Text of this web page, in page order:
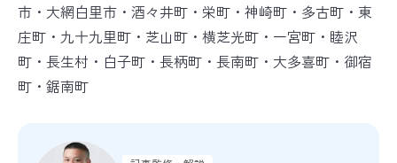
市・大網白里市・酒々井町・栄町・神崎町・多古町・東
庄町・九十九里町・芝山町・横芝光町・一宮町・睦沢
町・長生村・白子町・長柄町・長南町・大多喜町・御宿
町・鋸南町